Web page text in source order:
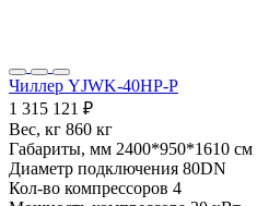
Чиллер YJWK-40HP-P
1 315 121 ₽
Вес, кг 860 кг
Габариты, мм 2400*950*1610 см
Диаметр подключения 80DN
Кол-во компрессоров 4